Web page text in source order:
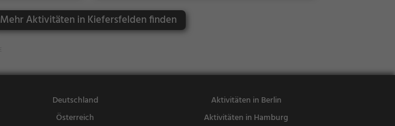
nswürdigkeit
Mehr Aktivitäten in Kiefersfelden finden
Deutschland
Österreich
Aktivitäten in Berlin
Aktivitäten in Hamburg